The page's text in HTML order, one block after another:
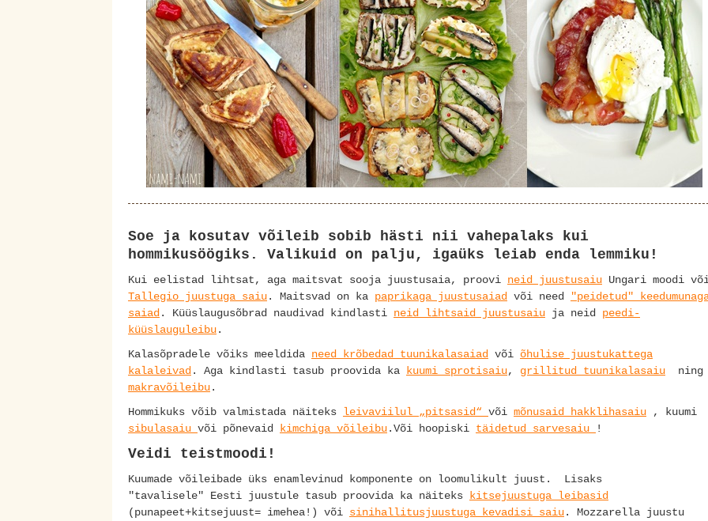
Soe ja kosutav võileib sobib hästi nii vahepalaks kui
hommikusöögiks. Valikuid on palju, igaüks leiab enda lemmiku!
Kui eelistad lihtsat, aga maitsvat sooja juustusaia, proovi neid juustusaiu Ungari moodi
Tallegio juustuga saiu. Maitsvad on ka paprikaga juustusaiad või need
"peidetud"
saiad. Küüslaugusõbrad naudivad kindlasti neid lihtsaid juustusaiu ja neid peedi-
küüslauguleibu.
Kalasõpradele võiks meeldida need krõbedad tuunikalasaiad või õhulise juustukattega
kalaleivad. Aga kindlasti tasub proovida ka kuumi sprotisaiu, grillitud tuunikalasaiu ning
makravõileibu.
Hommikuks võib valmistada näiteks leivaviilul „pitsasid“ või mõnusaid hakklihasaiu , kuumi
sibulasaiu või põnevaid kimchiga võileibu.Või hoopiski täidetud sarvesaiu !
Veidi teistmoodi!
Kuumade võileibade üks enamlevinud komponente on loomulikult juust. Lisaks
"tavalisele" Eesti juustule tasub proovida ka näiteks kitsejuustuga leibasid
(punapeet+kitsejuust= imehea!) või sinihallitusjuustuga kevadisi saiu. Mozzarella juustu